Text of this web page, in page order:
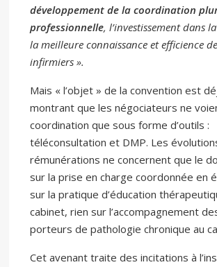
développement de la coordination
professionnelle, l’investissement dans
la meilleure connaissance et efficience
infirmiers ».
Mais « l’objet » de la convention est
montrant que les négociateurs ne
coordination que sous forme d’outils :
téléconsultation et DMP. Les
rémunérations ne concernent que le
sur la prise en charge coordonnée en
sur la pratique d’éducation
cabinet, rien sur l’accompagnement
porteurs de pathologie chronique au
Cet avenant traite des incitations à